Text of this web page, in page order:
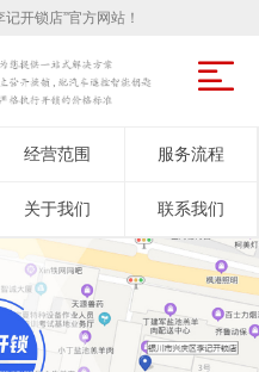
开锁店”官方网站！
经营范围 服务流程
关于我们 联系我们